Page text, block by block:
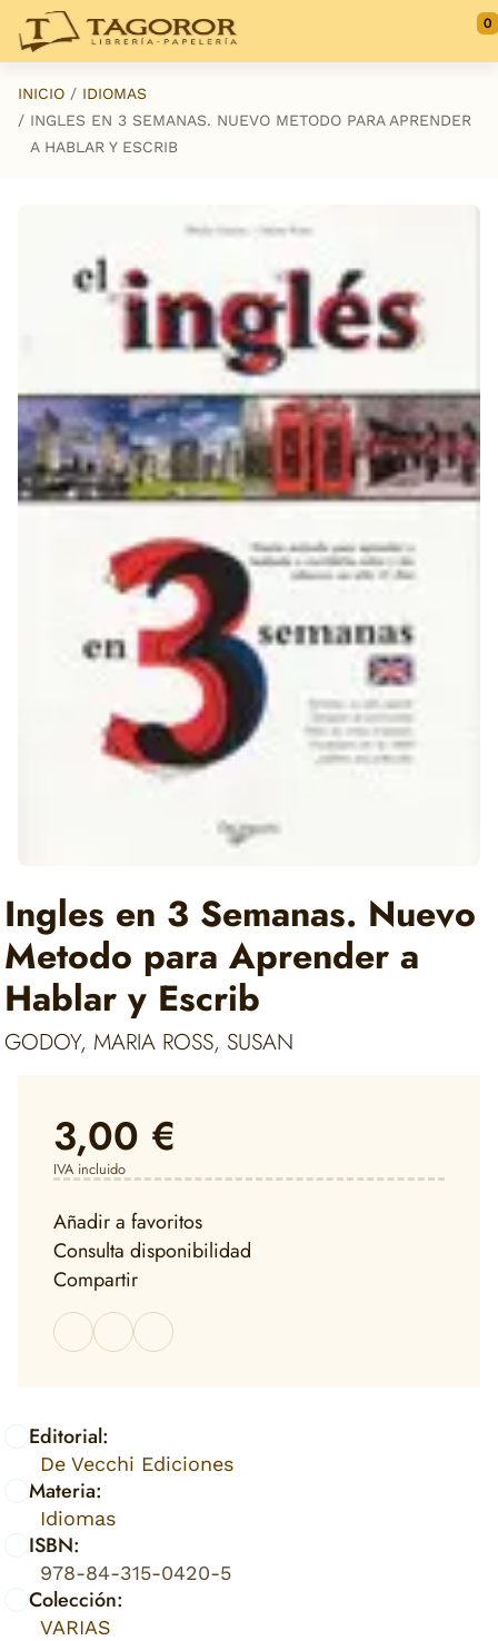
Saltar al contenido principal
0
INICIO
IDIOMAS
INGLES EN 3 SEMANAS. NUEVO METODO PARA APRENDER
A HABLAR Y ESCRIB
Ingles en 3 Semanas. Nuevo
Metodo para Aprender a
Hablar y Escrib
GODOY, MARIA ROSS, SUSAN
Editorial:
De Vecchi Ediciones
Materia:
Idiomas
ISBN:
978-84-315-0420-5
Colección:
VARIAS
3,00 €
IVA incluido
Añadir a favoritos
Consulta disponibilidad
Compartir